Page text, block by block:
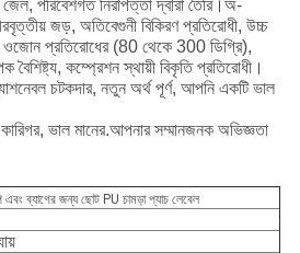
পরিবেশগত নিরাপত্তা দ্বারা তৈরি।অ-
জড়, অতিবেগুনী বিকিরণ প্রতিরোধী, উচ্চ
ওজোন প্রতিরোধের (80 থেকে 300 ডিগ্রি),
বৈশিষ্ট্য, কম্প্রেশন স্থায়ী বিকৃতি প্রতিরোধী।
চটকদার, নতুন অর্থ পূর্ণ, আপনি একটি ভাল
কারিগর, ভাল মানের.আপনার সম্মানজনক অভিজ্ঞতা
ব্যাগের জন্য ছোট PU চামড়া প্যাচ লেবেল